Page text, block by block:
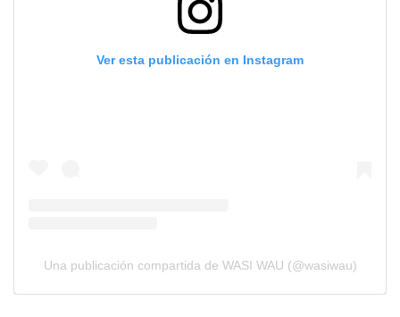
Ver esta publicación en Instagram
Una publicación compartida de WASI WAU (@wasiwau)